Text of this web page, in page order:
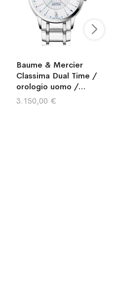
Baume & Mercier
Classima Dual Time /
orologio uomo /
quadrante argentato
con decoro linee
3.150,00 €